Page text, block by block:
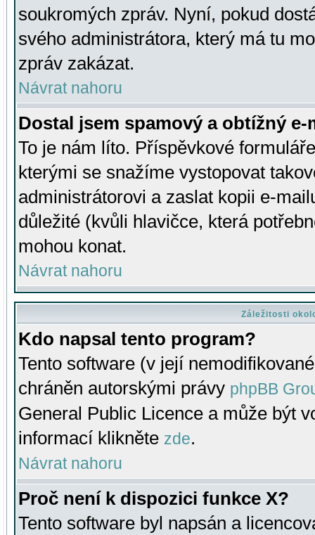
soukromých zpráv. Nyní, pokud
svého administrátora, který má tu
zpráv zakázat.
Návrat nahoru
Dostal jsem spamový a obtížný
To je nám líto. Příspěvkové
kterými se snažíme vystopovat
administrátorovi a zaslat kopii e-
důležité (kvůli hlavičce, která
mohou konat.
Návrat nahoru
Záležitosti
Kdo napsal tento program?
Tento software (v její
chráněn autorskými právy phpBB
General Public Licence a může být
informací klikněte zde.
Návrat nahoru
Proč není k dispozici funkce X?
Tento software byl napsán a